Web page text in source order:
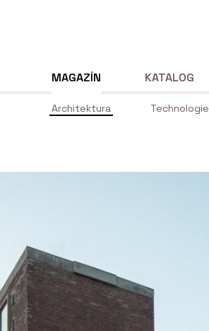
MAGAZÍN
Architektura Technologie
KATALOG